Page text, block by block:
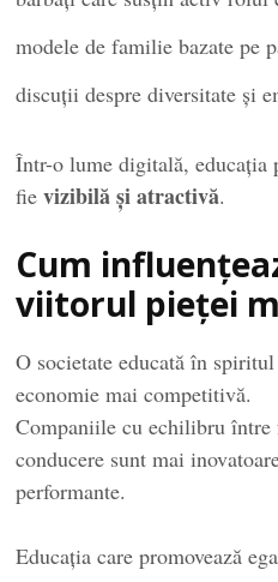
modele de familie bazate pe
discuții despre diversitate și
Într-o lume digitală, educația
fievizibilă și atractivă.
Cum
viitorul pieței
O societate educată în
economie mai competitivă.
Companiile cu echilibru între
conducere sunt mai
performante.
Educația care promovează